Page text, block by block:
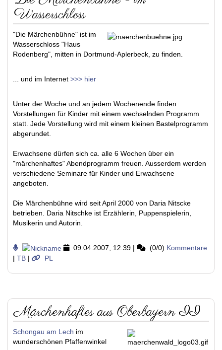
Wasserschloss
"Die Märchenbühne" ist im
Wasserschloss "Haus
Rodenberg", mitten in Dortmund-Aplerbeck, zu finden.
... und im Internet >>> hier
Unter der Woche und an jedem Wochenende finden
Vorstellungen für Kinder mit einem wechselnden Programm
statt. Jede Vorstellung wird mit einem kleinen Bastelprogramm
abgerundet.
Erwachsene dürfen sich ca. alle 6 Wochen über ein
"märchenhaftes" Abendprogramm freuen. Ausserdem werden
verschiedene Seminare für Kinder und Erwachsene
angeboten.
Die Märchenbühne wird seit April 2000 von Daria Nitscke
betrieben. Daria Nitschke ist Erzählerin, Puppenspielerin,
Musikerin und Autorin.
09.04.2007, 12.39 | (0/0) Kommentare
| TB | PL
Märchenhaftes aus Oberbayern II
Schongau am Lech im
wunderschönen Pfaffenwinkel